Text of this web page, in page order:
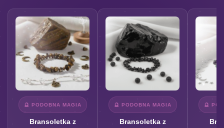
🔮 PODOBNA MAGIA
Bransoletka z
🔮 PODOBNA MAGIA
Bransoletka z
🔮